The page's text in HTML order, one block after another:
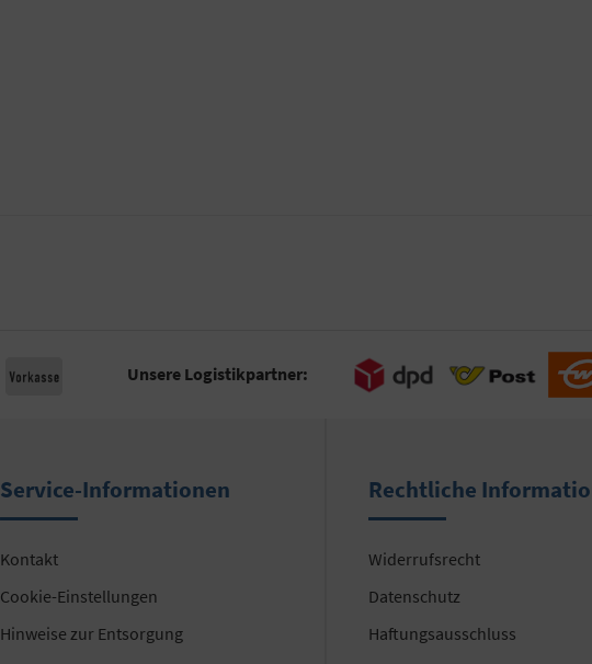
Unsere Logistikpartner:
Service-Informationen
Kontakt
Cookie-Einstellungen
Hinweise zur Entsorgung
Rechtliche
Widerrufsrecht
Datenschutz
Haftungsausschluss